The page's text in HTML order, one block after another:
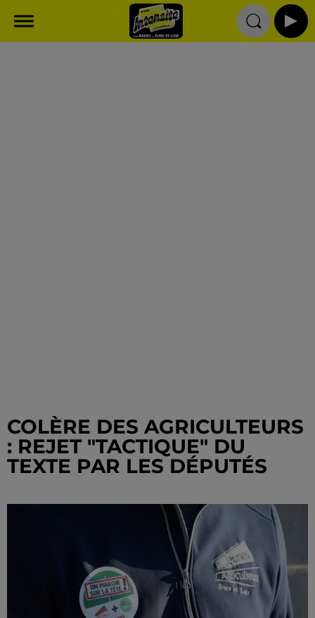
COLÈRE DES AGRICULTEURS
: REJET "TACTIQUE" DU
TEXTE PAR LES DÉPUTÉS